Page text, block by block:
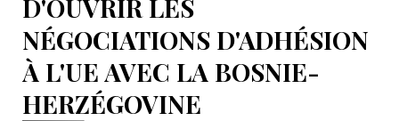
D'OUVRIR LES
NÉGOCIATIONS D'ADHÉSION
À L'UE AVEC LA BOSNIE-
HERZÉGOVINE